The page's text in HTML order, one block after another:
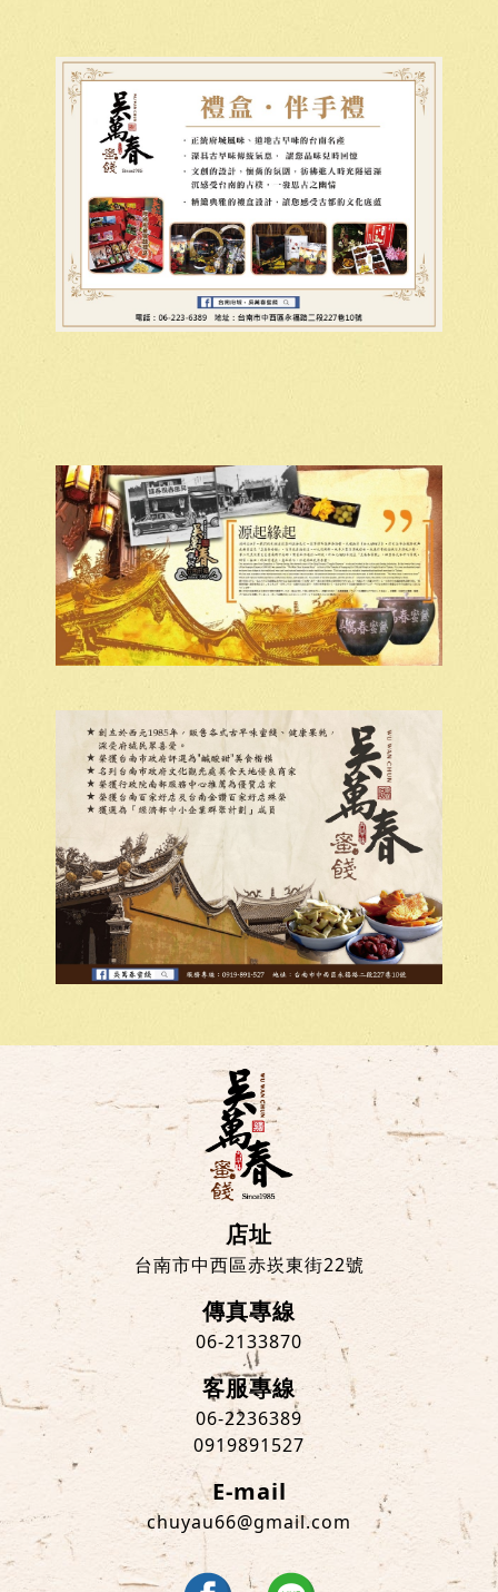
店址
台南市中西區赤崁東街22號
傳真專線
06-2133870
客服專線
06-2236389
0919891527
E-mail
chuyau66@gmail.com